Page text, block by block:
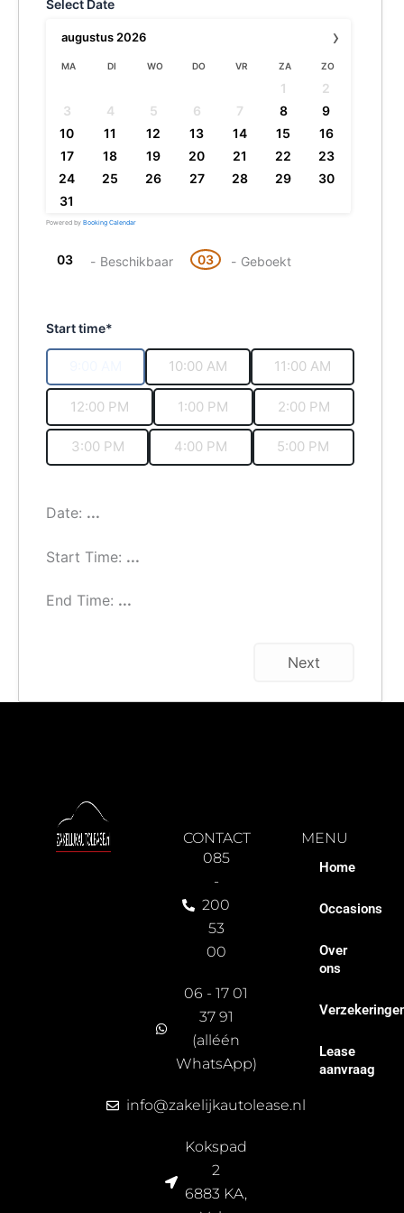
Select Date
›
augustus 2026
MA DI WO DO VR ZA ZO
1
2
3
4 5 6 7 8
9
10
11 12 13 14 15
16
17
18 19 20 21 22
23
24
25 26 27 28 29
30
31
Powered by Booking Calendar
03 - Beschikbaar 03 - Geboekt
Start time*
10:00 AM 11:00 AM
12:00 PM 1:00 PM 2:00 PM
3:00 PM 4:00 PM 5:00 PM
Date: ...
Start Time: ...
End Time: ...
Next
CONTACT
085
-
200
53
00
06 - 17 01
37 91
(alléén
WhatsApp)
info@zakelijkautolease.nl
Kokspad
2
6883 KA,
MENU
Home
Occasions
Over
ons
Lease
aanvraag